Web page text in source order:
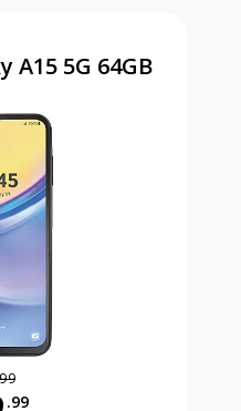
A15 5G 64GB
.99